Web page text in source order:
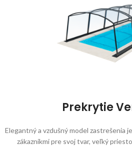
Prekrytie
Elegantný a vzdušný model zastrešenia
zákazníkmi pre svoj tvar, veľký